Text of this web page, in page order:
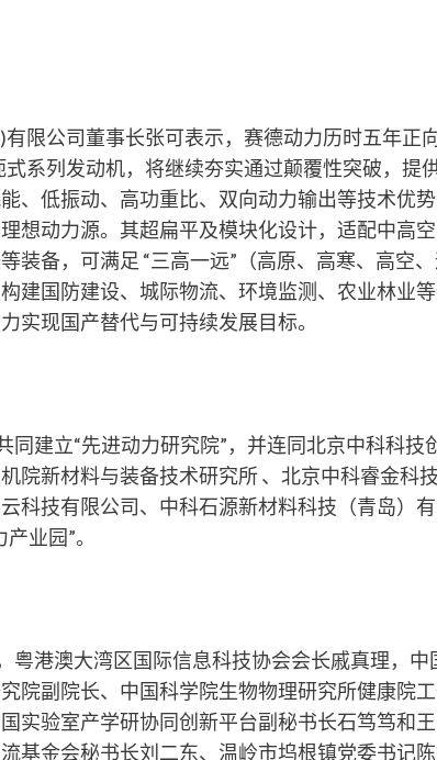
限公司董事长张可表示，赛德动力历时五年正
式系列发动机，将继续夯实通过颠覆性突破，提
、低振动、高功重比、双向动力输出等技术优势
想动力源。其超扁平及模块化设计，适配中高
装备，可满足 “三高一远”（高原、高寒、高空
建国防建设、城际物流、环境监测、农业林业
实现国产替代与可持续发展目标。
同建立“先进动力研究院”，并连同北京中科科技
院新材料与装备技术研究所 、北京中科睿金科
科技有限公司、中科石源新材料科技（青岛）
业园”。
粤港澳大湾区国际信息科技协会会长戚真理，中
院副院长、中国科学院生物物理研究所健康院
实验室产学研协同创新平台副秘书长石笃笃和
基金会秘书长刘二东、温岭市坞根镇党委书记